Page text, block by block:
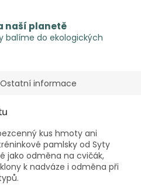
naší planetě
balíme do ekologických
Ostatní informace
kus hmoty ani
pamlsky od Syty
jako odměna na cvičák,
k nadváze i odměna při